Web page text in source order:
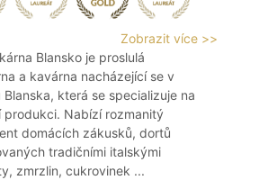
Zobrazit více >>
Blansko je proslulá
a kavárna nacházející se v
Blanska, která se specializuje na
produkci. Nabízí rozmanitý
domácích zákusků, dortů
tradičními italskými
zmrzlin, cukrovinek ...